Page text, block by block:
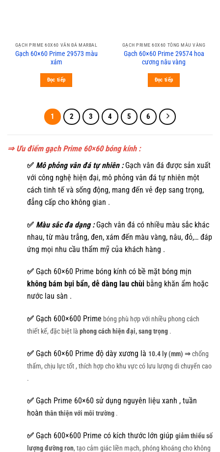
GẠCH PRIME 60X60 VÂN ĐÁ MARBAL
Gạch 60×60 Prime 29573 màu
xám
Đọc tiếp
GẠCH PRIME 60X60 TÔNG MÀU VÀNG
Gạch 60×60 Prime 29574 hoa
cương nâu vàng
Đọc tiếp
1 2 3 4 5 6
⇒ Ưu điểm gạch Prime 60×60 bóng kính :
✅ Mô phỏng vân đá tự nhiên :Gạch vân đá được sản xuất
với công nghệ hiện đại, mô phỏng vân đá tự nhiên một
cách tinh tế và sống động, mang đến vẻ đẹp sang trọng,
đẳng cấp cho không gian .
✅ Màu sắc đa dạng :Gạch vân đá có nhiều màu sắc khác
nhau, từ màu trắng, đen, xám đến màu vàng, nâu, đỏ,… đáp
ứng mọi nhu cầu thẩm mỹ của khách hàng .
✅ Gạch 60×60 Prime bóng kính có bề mặt bóng mịn
không bám bụi bẩn, dễ dàng lau chùi bằng khăn ẩm hoặc
nước lau sàn .
✅ Gạch 600×600 Prime bóng phù hợp với nhiều phong cách
thiết kế, đặc biệt là phong cách hiện đại, sang trọng .
✅ Gạch 60×60 Prime độ dày xương là 10.4 ly (mm) ⇒chống
thấm, chịu lực tốt , thích hợp cho khu vực có lưu lượng di chuyển cao
.
✅ Gạch Prime 60×60 sử dụng nguyên liệu xanh , tuần
hoàn thân thiện với môi trường .
✅ Gạch 600×600 Prime có kích thước lớn giúp giảm thiểu số
lượng đường ron, tạo cảm giác liền mạch, phóng khoáng cho không